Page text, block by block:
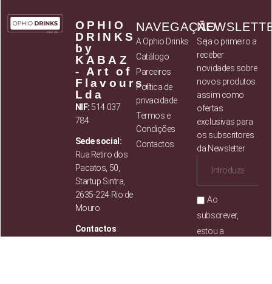
OPHIO
DRINKS
by
KABAZ
- Art of
Flavours,
Lda
NIF: 514 037
784
Sede social:
Rua Retiro dos
Pacatos, 50,
Startup Sintra,
2635-224 Rio de
Mouro
Contactos:
NAVEGAÇÃO
A Ophio Drinks
Catálogo
Parceiros
Política de
privacidade
Termos e
Condições
Contactos
Seja o primeiro a
receber
novidades sobre
novos produtos
assim como
ofertas
exclusivas para
os subscritores
da Newsletter
Ao
subscrever,
estou a